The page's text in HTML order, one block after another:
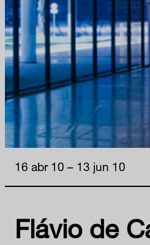
Flávio de
16 abr 10 – 13 jun 10